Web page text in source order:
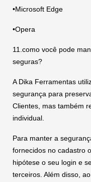
•Microsoft Edge
•Opera
11.como você pode
seguras?
A Dika Ferramentas
segurança para
Clientes, mas também
individual.
Para manter a
fornecidos no cadastro
hipótese o seu login e
terceiros. Além disso,